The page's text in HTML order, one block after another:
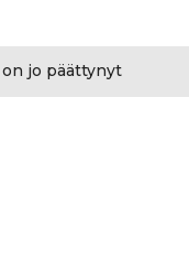
jo päättynyt